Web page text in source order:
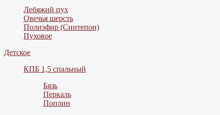
Лебяжий пух
Овечья шерсть
Полиэфир (Синтепон)
Пуховое
Детское
КПБ 1,5 спальный
Бязь
Перкаль
Поплин